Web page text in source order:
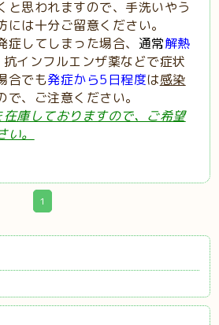
と思われますので、手洗いやう
には十分ご留意ください。
してしまった場合、 通常解熱
抗インフルエンザ薬などで症状
合でも発症から5日程度は感染
で、ご注意ください。
庫しておりますので、ご希望
。
1